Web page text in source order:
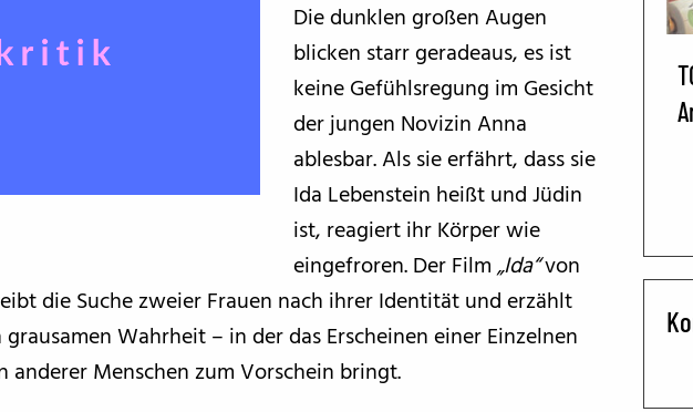
FILM- UND SERIEN-TIPPS
BFF ON THE ROAD
Die dunklen großen Augen
blicken starr geradeaus, es ist
keine Gefühlsregung im Gesicht
der jungen Novizin Anna
ablesbar. Als sie erfährt, dass sie
Ida Lebenstein heißt und Jüdin
ist, reagiert ihr Körper wie
eingefroren. Der Film„Ida“von
die Suche zweier Frauen nach ihrer Identität und erzählt
Wahrheit – in der das Erscheinen einer Einzelnen
anderer Menschen zum Vorschein bringt.